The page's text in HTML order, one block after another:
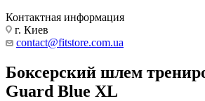
Контактная информация
г. Киев
contact@fitstore.com.ua
Боксерский шлем
Guard Blue XL